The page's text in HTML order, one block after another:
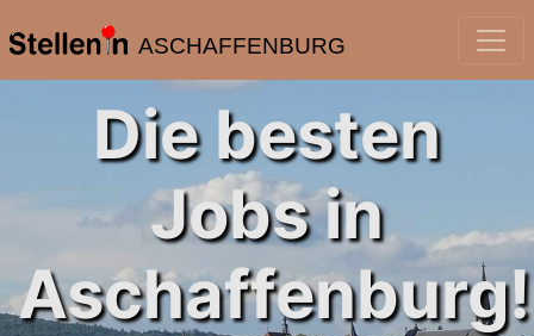
ASCHAFFENBURG
Die besten
Jobs in
Aschaffenburg!